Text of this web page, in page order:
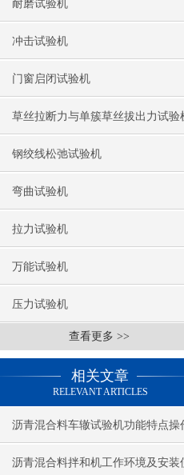
耐磨试验机
冲击试验机
门窗启闭试验机
草丝拉断力与单簇草丝拔出力试验
钢绞线松弛试验机
弯曲试验机
拉力试验机
万能试验机
压力试验机
查看更多 >>
相关文章
RELEVANT ARTICLES
沥青混合料车辙试验机功能特点操
使用说明
沥青混合料拌和机工作环境及安装